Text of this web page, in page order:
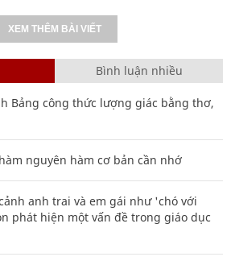
XEM THÊM BÀI VIẾT
Bình luận nhiều
Bảng công thức lượng giác bằng thơ,
nguyên hàm cơ bản cần nhớ
anh trai và em gái như 'chó với
phát hiện một vấn đề trong giáo dục